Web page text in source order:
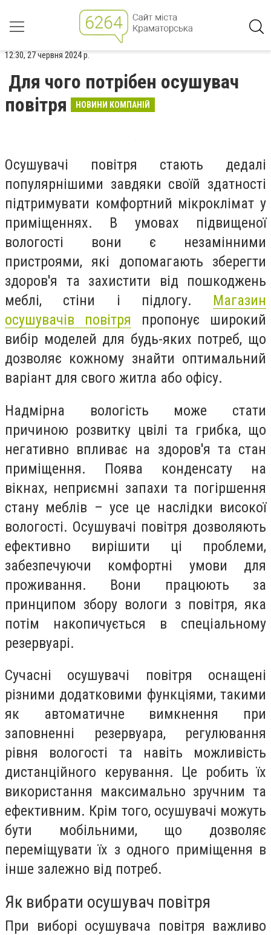
12:30, 27 червня 2024 р.
Для чого потрібен осушувач
повітря
НОВИНИ КОМПАНІЙ
Осушувачі повітря стають дедалі
популярнішими завдяки своїй здатності
підтримувати комфортний мікроклімат у
приміщеннях. В умовах підвищеної
вологості вони є незамінними
пристроями, які допомагають зберегти
здоров'я та захистити від пошкоджень
меблі, стіни і підлогу. Магазин
осушувачів повітря пропонує широкий
вибір моделей для будь-яких потреб, що
дозволяє кожному знайти оптимальний
варіант для свого житла або офісу.
Надмірна вологість може стати
причиною розвитку цвілі та грибка, що
негативно впливає на здоров'я та стан
приміщення. Поява конденсату на
вікнах, неприємні запахи та погіршення
стану меблів – усе це наслідки високої
вологості. Осушувачі повітря дозволяють
ефективно вирішити ці проблеми,
забезпечуючи комфортні умови для
проживання. Вони працюють за
принципом збору вологи з повітря, яка
потім накопичується в спеціальному
резервуарі.
Сучасні осушувачі повітря оснащені
різними додатковими функціями, такими
як автоматичне вимкнення при
заповненні резервуара, регулювання
рівня вологості та навіть можливість
дистанційного керування. Це робить їх
використання максимально зручним та
ефективним. Крім того, осушувачі можуть
бути мобільними, що дозволяє
переміщувати їх з одного приміщення в
інше залежно від потреб.
Як вибрати осушувач повітря
При виборі осушувача повітря важливо